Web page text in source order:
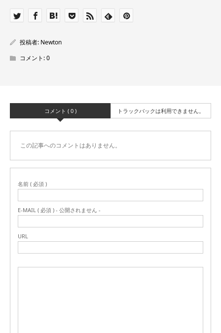
投稿者: Newton
コメント:0
コメント ( 0 ) トラックバックは利用できません。
この記事へのコメントはありません。
名前 ( 必須 )
E-MAIL ( 必須 ) - 公開されません -
URL